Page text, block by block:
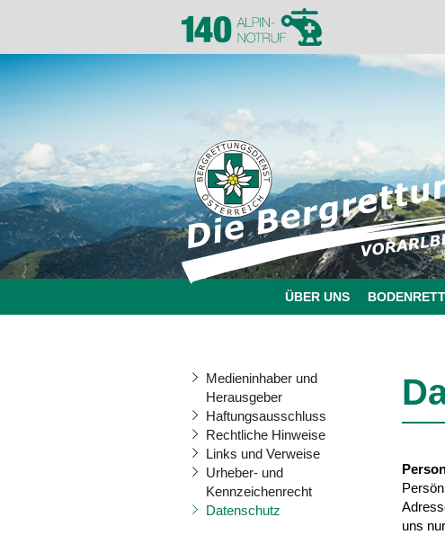
ÜBER UNS
Medieninhaber und
Herausgeber
Haftungsausschluss
Rechtliche Hinweise
Links und Verweise
Urheber- und
Kennzeichenrecht
Datenschutz
uns